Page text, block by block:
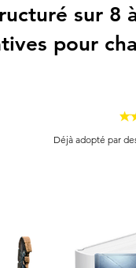
sur 8
pour
Déjà adopté par